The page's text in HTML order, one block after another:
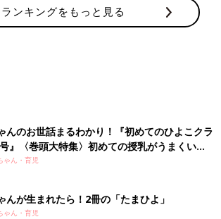
ント「ma2man2」
クヌクニットコールフレアパンツ（各1,290
ぬくぬくとした素材で、ずっとはいていたく
んだとか♪ フレアタイプなので、シルエット
いいですよね！
ランキングをもっと見る
んのお世話まるわかり！『初めてのひよこクラ
』〈巻頭大特集〉初めての授乳がうまくい
っぱい・ミルクの基本と夏のトラブル 解決テ
ゃん・育児
んが生まれたら！2冊の「たまひよ」
ゃん・育児